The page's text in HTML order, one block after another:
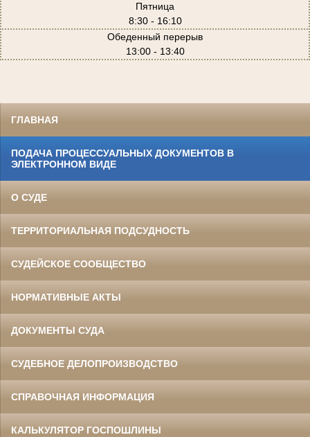
Пятница
8:30 - 16:10
Обеденный перерыв
13:00 - 13:40
ГЛАВНАЯ
ПОДАЧА ПРОЦЕССУАЛЬНЫХ ДОКУМЕНТОВ В
ЭЛЕКТРОННОМ ВИДЕ
О СУДЕ
ТЕРРИТОРИАЛЬНАЯ ПОДСУДНОСТЬ
СУДЕЙСКОЕ СООБЩЕСТВО
НОРМАТИВНЫЕ АКТЫ
ДОКУМЕНТЫ СУДА
СУДЕБНОЕ ДЕЛОПРОИЗВОДСТВО
СПРАВОЧНАЯ ИНФОРМАЦИЯ
КАЛЬКУЛЯТОР ГОСПОШЛИНЫ